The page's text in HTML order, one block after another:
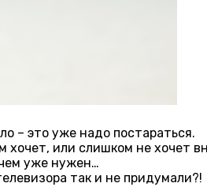
– это уже надо постараться.
или слишком не хочет
уже нужен…
так и не придумали?!